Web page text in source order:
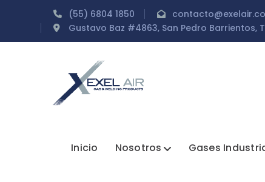
(55) 6804 1850
Gustavo Baz #4863, San Pedro Barrientos,
Inicio Nosotros Gases